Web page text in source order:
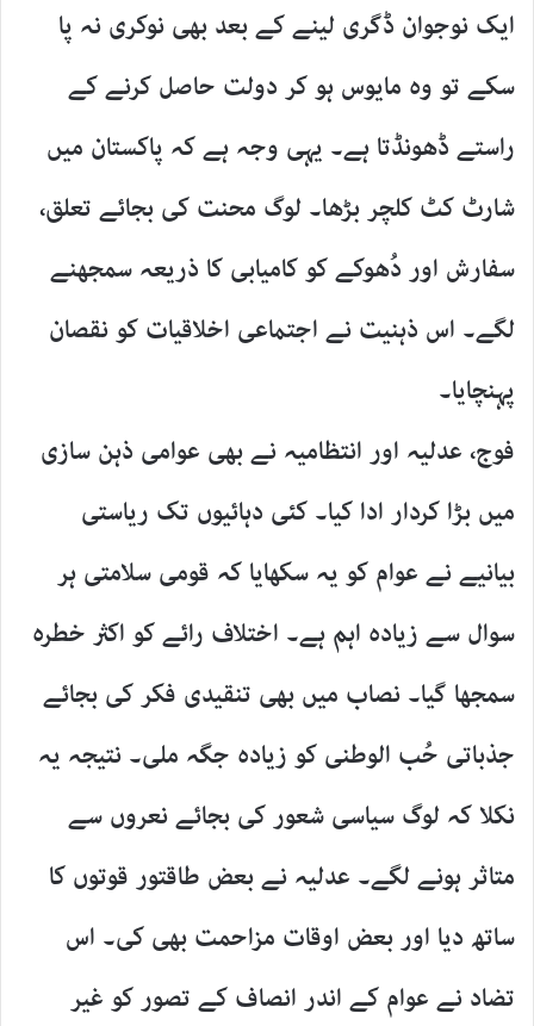
ایک نوجوان ڈگری لینے کے بعد بھی نوکری نہ پا
سکے تو وہ مایوس ہو کر دولت حاصل کرنے کے
راستے ڈھونڈتا ہے۔ یہی وجہ ہے کہ پاکستان میں
شارٹ کٹ کلچر بڑھا۔ لوگ محنت کی بجائے تعلق،
سفارش اور دُھوکے کو کامیابی کا ذریعہ سمجھنے
لگے۔ اس ذہنیت نے اجتماعی اخلاقیات کو نقصان
پہنچایا۔
فوج، عدلیہ اور انتظامیہ نے بھی عوامی ذہن سازی
میں بڑا کردار ادا کیا۔ کئی دہائیوں تک ریاستی
بیانیے نے عوام کو یہ سکھایا کہ قومی سلامتی ہر
سوال سے زیادہ اہم ہے۔ اختلاف رائے کو اکثر خطرہ
سمجھا گیا۔ نصاب میں بھی تنقیدی فکر کی بجائے
جذباتی حُب الوطنی کو زیادہ جگہ ملی۔ نتیجہ یہ
نکلا کہ لوگ سیاسی شعور کی بجائے نعروں سے
متاثر ہونے لگے۔ عدلیہ نے بعض طاقتور قوتوں کا
ساتھ دیا اور بعض اوقات مزاحمت بھی کی۔ اس
تضاد نے عوام کے اندر انصاف کے تصور کو غیر